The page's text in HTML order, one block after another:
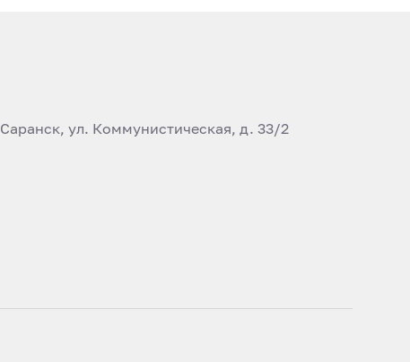
ул. Коммунистическая, д. 33/2